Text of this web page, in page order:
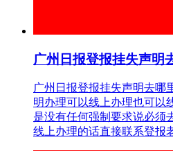
广州日报登报挂失声明
广州日报登报挂失声明去哪
明办理可以线上办理也可以
是没有任何强制要求说必须
线上办理的话直接联系登报